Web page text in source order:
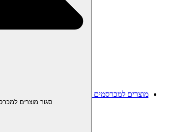
מוצרים למכרסמים
סגור מוצרים